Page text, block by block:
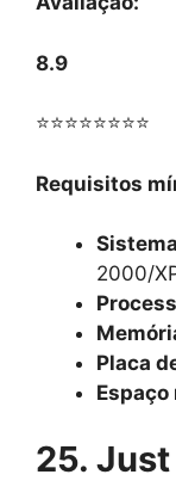
8.9
⭐⭐⭐⭐⭐⭐⭐⭐
Requisitos
2000/
Placa
Espaço
25.